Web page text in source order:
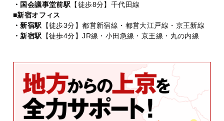
・国会議事堂前駅 【徒歩8分】千代田線
■新宿オフィス
・新宿駅 【徒歩3分】都営新宿線・都営大江戸線・京王新線
・新宿駅 【徒歩4分】JR線・小田急線・京王線・丸の内線